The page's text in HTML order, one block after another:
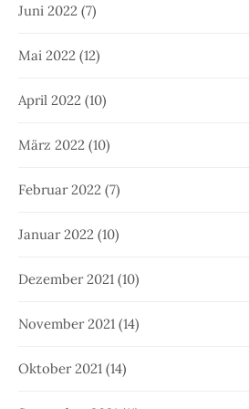
Juni 2022 (7)
Mai 2022 (12)
April 2022 (10)
März 2022 (10)
Februar 2022 (7)
Januar 2022 (10)
Dezember 2021 (10)
November 2021 (14)
Oktober 2021 (14)